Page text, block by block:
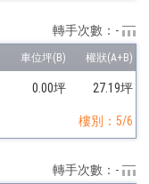
0.00坪 27.19坪
樓別：5/6
轉手次數：-
轉手次數：-